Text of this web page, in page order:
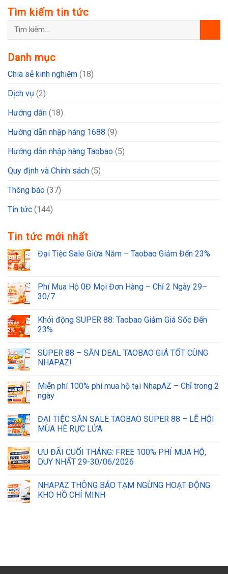
Tìm kiếm tin tức
Danh mục
Chia sẻ kinh nghiệm (18)
Dịch vụ (2)
Hướng dẫn (18)
Hướng dẫn nhập hàng 1688 (9)
Hướng dẫn nhập hàng Taobao (5)
Quy định và Chính sách (5)
Thông báo (37)
Tin tức (144)
Tin tức mới nhất
Đại Tiệc Sale Giữa Năm – Taobao Giảm Đến 23%
Phí Mua Hộ 0Đ Mọi Đơn Hàng – Chỉ 2 Ngày 29–
30/7
Khởi động SUPER 88: Taobao Giảm Giá Sốc Đến
23%
SUPER 88 – SĂN DEAL TAOBAO GIÁ TỐT CÙNG
NHAPAZ!
Miễn phí 100% phí mua hộ tại NhapAZ – Chỉ trong 2
ngày
ĐẠI TIỆC SĂN SALE TAOBAO SUPER 88 – LỄ HỘI
MÙA HÈ RỰC LỬA
ƯU ĐÃI CUỐI THÁNG: FREE 100% PHÍ MUA HỘ,
DUY NHẤT 29-30/06/2026
NHAPAZ THÔNG BÁO TẠM NGỪNG HOẠT ĐỘNG
KHO HỒ CHÍ MINH